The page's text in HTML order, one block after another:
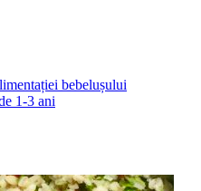
bebelușului
1-3 ani